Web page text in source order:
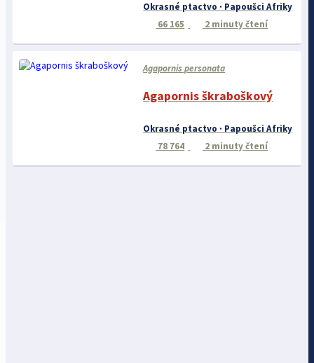
Okrasné ptactvo · Papoušci Afriky
66 165
2 minuty čtení
Agapornis personata
Agapornis škraboškový
Okrasné ptactvo · Papoušci Afriky
78 764
2 minuty čtení